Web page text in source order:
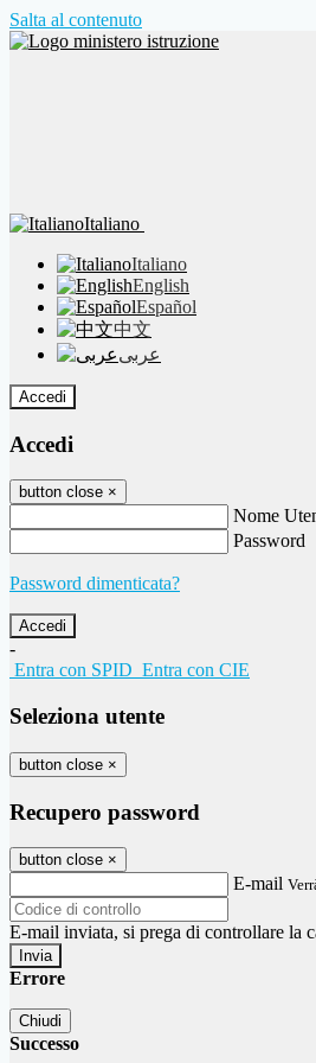
Salta al contenuto
Italiano
Italiano
English
Español
中文
عربى
Accedi
Accedi
button close ×
Nome
Password
Password dimenticata?
-
Entra con SPID Entra con CIE
Seleziona utente
button close ×
Recupero password
button close ×
E-mail
E-mail inviata, si prega di controllare la
Errore
Chiudi
Successo